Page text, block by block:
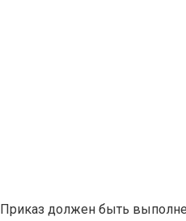
⁡Приказ должен быть